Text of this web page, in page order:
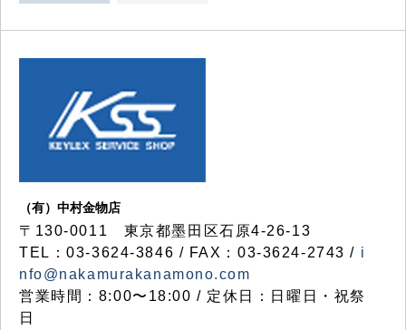
（有）中村金物店
〒130-0011 東京都墨田区石原4-26-13
TEL：03-3624-3846 / FAX：03-3624-2743 / i
nfo@nakamurakanamono.com
営業時間：8:00〜18:00 / 定休日：日曜日・祝祭
日